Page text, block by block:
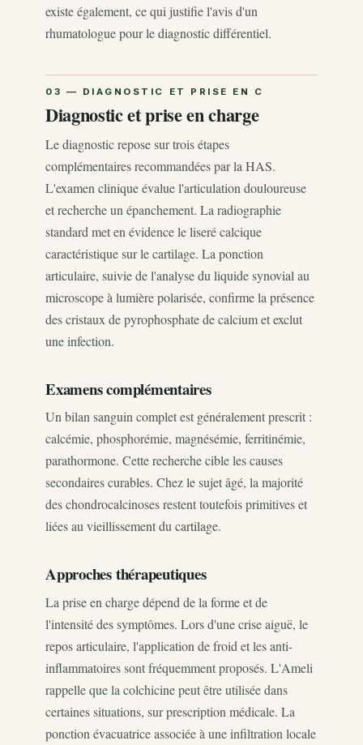
existe également, ce qui justifie l'avis d'un
rhumatologue pour le diagnostic différentiel.
Diagnostic et prise en charge
Le diagnostic repose sur trois étapes
complémentaires recommandées par la HAS.
L'examen clinique évalue l'articulation douloureuse
et recherche un épanchement. La radiographie
standard met en évidence le liseré calcique
caractéristique sur le cartilage. La ponction
articulaire, suivie de l'analyse du liquide synovial au
microscope à lumière polarisée, confirme la présence
des cristaux de pyrophosphate de calcium et exclut
une infection.
Examens complémentaires
Un bilan sanguin complet est généralement prescrit :
calcémie, phosphorémie, magnésémie, ferritinémie,
parathormone. Cette recherche cible les causes
secondaires curables. Chez le sujet âgé, la majorité
des chondrocalcinoses restent toutefois primitives et
liées au vieillissement du cartilage.
Approches thérapeutiques
La prise en charge dépend de la forme et de
l'intensité des symptômes. Lors d'une crise aiguë, le
repos articulaire, l'application de froid et les anti-
inflammatoires sont fréquemment proposés. L'Ameli
rappelle que la colchicine peut être utilisée dans
certaines situations, sur prescription médicale. La
ponction évacuatrice associée à une infiltration locale